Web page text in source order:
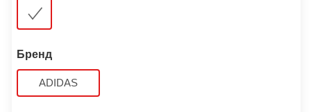
Бренд
ADIDAS